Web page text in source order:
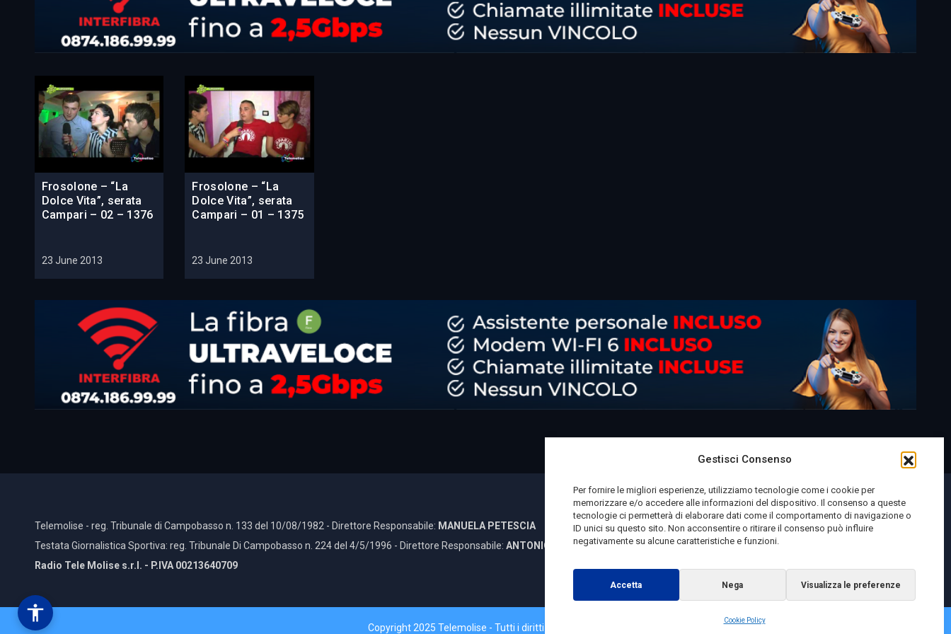
Gestisci Consenso
Per fornire le migliori esperienze, utilizziamo tecnologie come i cookie per
memorizzare e/o accedere alle informazioni del dispositivo. Il consenso a queste
tecnologie ci permetterà di elaborare dati come il comportamento di navigazione o
ID unici su questo sito. Non acconsentire o ritirare il consenso può influire
negativamente su alcune caratteristiche e funzioni.
Accetta Nega Visualizza le preferenze
Cookie Policy
Frosolone – “La
Dolce Vita”, serata
Campari – 02 – 1376
23 June 2013
Frosolone – “La
Dolce Vita”, serata
Campari – 01 – 1375
23 June 2013
Telemolise - reg. Tribunale di Campobasso n. 133 del 10/08/1982 - Direttore Responsabile: MANUELA PETESCIA
Testata Giornalistica Sportiva: reg. Tribunale Di Campobasso n. 224 del 4/5/1996 - Direttore Responsabile: ANTONIO DI LALLO
Radio Tele Molise s.r.l. - P.IVA 00213640709
Copyright 2025 Telemolise - Tutti i diritti riservati